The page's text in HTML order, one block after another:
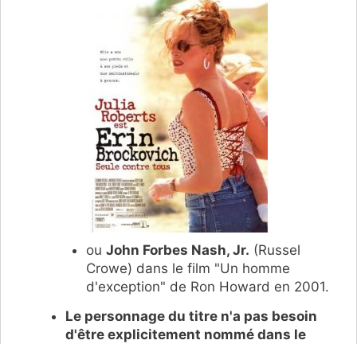
ou John Forbes Nash, Jr. (Russel
Crowe) dans le film "Un homme
d'exception" de Ron Howard en 2001.
Le personnage du titre n'a pas besoin
d'être explicitement nommé dans le